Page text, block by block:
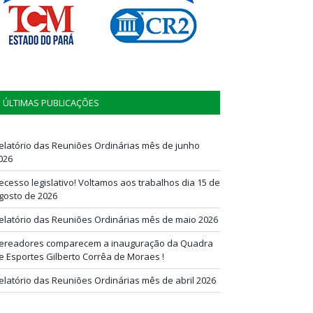
ÚLTIMAS PUBLICAÇÕES
das Reuniões Ordinárias mês de junho
legislativo! Voltamos aos trabalhos dia 15 de
de 2026
das Reuniões Ordinárias mês de maio 2026
comparecem a inauguração da Quadra
Esportes Gilberto Corrêa de Moraes !
das Reuniões Ordinárias mês de abril 2026